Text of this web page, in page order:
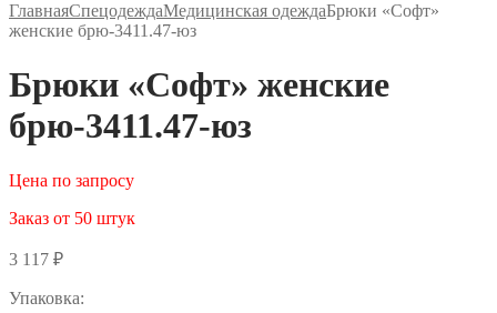
ГлавнаяСпецодеждаМедицинская одеждаБрюки «Софт»
женские брю-3411.47-юз
Брюки «Софт» женские
брю-3411.47-юз
Цена по запросу
Заказ от 50 штук
3 117 ₽
Упаковка: